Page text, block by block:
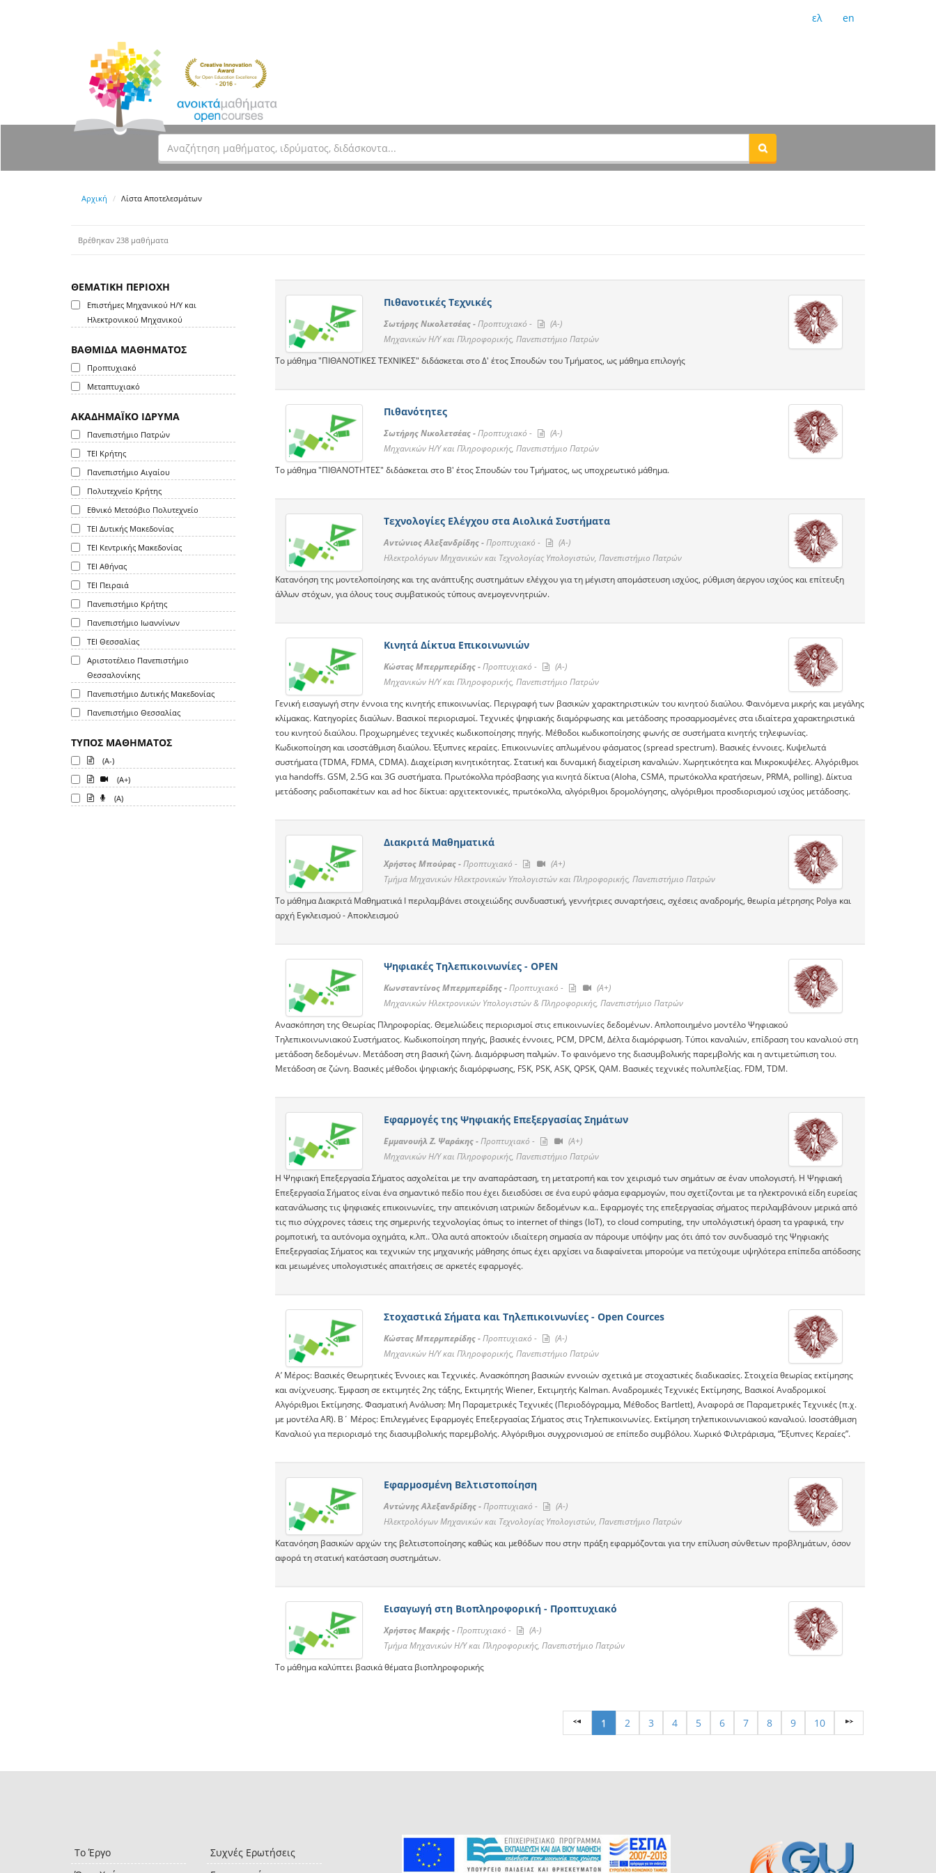
ελ en
Αρχική Λίστα Αποτελεσμάτων
Βρέθηκαν 238 μαθήματα
ΘΕΜΑΤΙΚΗ ΠΕΡΙΟΧΗ
Επιστήμες Μηχανικού Η/Υ και
Ηλεκτρονικού Μηχανικού
ΒΑΘΜΙΔΑ ΜΑΘΗΜΑΤΟΣ
Προπτυχιακό
Μεταπτυχιακό
ΑΚΑΔΗΜΑΪΚΟ ΙΔΡΥΜΑ
Πανεπιστήμιο Πατρών
ΤΕΙ Κρήτης
Πανεπιστήμιο Αιγαίου
Πολυτεχνείο Κρήτης
Εθνικό Μετσόβιο Πολυτεχνείο
ΤΕΙ Δυτικής Μακεδονίας
ΤΕΙ Κεντρικής Μακεδονίας
ΤΕΙ Αθήνας
ΤΕΙ Πειραιά
Πανεπιστήμιο Κρήτης
Πανεπιστήμιο Ιωαννίνων
ΤΕΙ Θεσσαλίας
Αριστοτέλειο Πανεπιστήμιο
Θεσσαλονίκης
Πανεπιστήμιο Δυτικής Μακεδονίας
Πανεπιστήμιο Θεσσαλίας
ΤΥΠΟΣ ΜΑΘΗΜΑΤΟΣ
(A-)
(A+)
(A)
Πιθανοτικές Τεχνικές
Σωτήρης Νικολετσέας -Προπτυχιακό -
(A-)
Μηχανικών Η/Υ και Πληροφορικής, Πανεπιστήμιο Πατρών
Το μάθημα "ΠΙΘΑΝΟΤΙΚΕΣ ΤΕΧΝΙΚΕΣ" διδάσκεται στο Δ' έτος Σπουδών του Τμήματος, ως μάθημα επιλογής
Πιθανότητες
Σωτήρης Νικολετσέας -Προπτυχιακό -
(A-)
Μηχανικών Η/Υ και Πληροφορικής, Πανεπιστήμιο Πατρών
Το μάθημα "ΠΙΘΑΝΟΤΗΤΕΣ" διδάσκεται στο Β' έτος Σπουδών του Τμήματος, ως υποχρεωτικό μάθημα.
Τεχνολογίες Ελέγχου στα Αιολικά Συστήματα
Αντώνιος Αλεξανδρίδης -Προπτυχιακό -
(A-)
Ηλεκτρολόγων Μηχανικών και Τεχνολογίας Υπολογιστών, Πανεπιστήμιο Πατρών
Κατανόηση της μοντελοποίησης και της ανάπτυξης συστημάτων ελέγχου για τη μέγιστη απομάστευση ισχύος, ρύθμιση άεργου ισχύος και επίτευξη
άλλων στόχων, για όλους τους συμβατικούς τύπους ανεμογεννητριών.
Κινητά Δίκτυα Επικοινωνιών
Κώστας Μπερμπερίδης -Προπτυχιακό -
(A-)
Μηχανικών Η/Υ και Πληροφορικής, Πανεπιστήμιο Πατρών
Γενική εισαγωγή στην έννοια της κινητής επικοινωνίας. Περιγραφή των βασικών χαρακτηριστικών του κινητού διαύλου. Φαινόμενα μικρής και μεγάλης
κλίμακας. Κατηγορίες διαύλων. Βασικοί περιορισμοί. Τεχνικές ψηφιακής διαμόρφωσης και μετάδοσης προσαρμοσμένες στα ιδιαίτερα χαρακτηριστικά
του κινητού διαύλου. Προχωρημένες τεχνικές κωδικοποίησης πηγής. Μέθοδοι κωδικοποίησης φωνής σε συστήματα κινητής τηλεφωνίας.
Κωδικοποίηση και ισοστάθμιση διαύλου. Έξυπνες κεραίες. Επικοινωνίες απλωμένου φάσματος (spread spectrum). Βασικές έννοιες. Kυψελωτά
συστήματα (TDMA, FDMA, CDMA). Διαχείριση κινητικότητας. Στατική και δυναμική διαχείριση καναλιών. Χωρητικότητα και Μικροκυψέλες. Αλγόριθμοι
για handoffs. GSΜ, 2.5G και 3G συστήματα. Πρωτόκολλα πρόσβασης για κινητά δίκτυα (Aloha, CSMA, πρωτόκολλα κρατήσεων, PRMA, polling). Δίκτυα
μετάδοσης ραδιοπακέτων και ad hoc δίκτυa: αρχιτεκτονικές, πρωτόκολλα, αλγόριθμοι δρομολόγησης, αλγόριθμοι προσδιορισμού ισχύος μετάδοσης.
Διακριτά Μαθηματικά
Χρήστος Μπούρας -Προπτυχιακό -
(A+)
Τμήμα Μηχανικών Ηλεκτρονικών Υπολογιστών και Πληροφορικής, Πανεπιστήμιο Πατρών
Το μάθημα Διακριτά Μαθηματικά Ι περιλαμβάνει στοιχειώδης συνδυαστική, γεννήτριες συναρτήσεις, σχέσεις αναδρομής, θεωρία μέτρησης Polya και
αρχή Εγκλεισμού - Αποκλεισμού
Ψηφιακές Τηλεπικοινωνίες - OPEN
Κωνσταντίνος Μπερμπερίδης -Προπτυχιακό -
(A+)
Μηχανικών Ηλεκτρονικών Υπολογιστών & Πληροφορικής, Πανεπιστήμιο Πατρών
Ανασκόπηση της Θεωρίας Πληροφορίας. Θεμελιώδεις περιορισμοί στις επικοινωνίες δεδομένων. Απλοποιημένο μοντέλο Ψηφιακού
Τηλεπικοινωνιακού Συστήματος. Κωδικοποίηση πηγής, βασικές έννοιες, PCM, DPCM, Δέλτα διαμόρφωση. Τύποι καναλιών, επίδραση του καναλιού στη
μετάδοση δεδομένων. Μετάδοση στη βασική ζώνη. Διαμόρφωση παλμών. Το φαινόμενο της διασυμβολικής παρεμβολής και η αντιμετώπιση του.
Μετάδοση σε ζώνη. Βασικές μέθοδοι ψηφιακής διαμόρφωσης, FSK, PSK, ASK, QPSK, QAM. Βασικές τεχνικές πολυπλεξίας. FDM, TDM.
Εφαρμογές της Ψηφιακής Επεξεργασίας Σημάτων
Εμμανουήλ Ζ. Ψαράκης -Προπτυχιακό -
(A+)
Μηχανικών Η/Υ και Πληροφορικής, Πανεπιστήμιο Πατρών
H Ψηφιακή Επεξεργασία Σήματος ασχολείται με την αναπαράσταση, τη μετατροπή και τον χειρισμό των σημάτων σε έναν υπολογιστή. Η Ψηφιακή
Επεξεργασία Σήματος είναι ένα σημαντικό πεδίο που έχει διεισδύσει σε ένα ευρύ φάσμα εφαρμογών, που σχετίζονται με τα ηλεκτρονικά είδη ευρείας
κατανάλωσης τις ψηφιακές επικοινωνίες, την απεικόνιση ιατρικών δεδομένων κ.α.. Εφαρμογές της επεξεργασίας σήματος περιλαμβάνουν μερικά από
τις πιο σύγχρονες τάσεις της σημερινής τεχνολογίας όπως το internet of things (IoT), το cloud computing, την υπολόγιστική όραση τα γραφικά, την
ρομποτική, τα αυτόνομα οχημάτα, κ.λπ.. Όλα αυτά αποκτούν ιδιαίτερη σημασία αν πάρουμε υπόψην μας ότι άπό τον συνδυασμό της Ψηφιακής
Επεξεργασίας Σήματος και τεχνικών της μηχανικής μάθησης όπως έχει αρχίσει να διαφαίνεται μπορούμε να πετύχουμε υψηλότερα επίπεδα απόδοσης
και μειωμένες υπολογιστικές απαιτήσεις σε αρκετές εφαρμογές.
Στοχαστικά Σήματα και Τηλεπικοινωνίες - Open Cources
Κώστας Μπερμπερίδης -Προπτυχιακό -
(A-)
Μηχανικών Η/Υ και Πληροφορικής, Πανεπιστήμιο Πατρών
Α’ Μέρος: Βασικές Θεωρητικές Έννοιες και Τεχνικές. Ανασκόπηση βασικών εννοιών σχετικά με στοχαστικές διαδικασίες. Στοιχεία θεωρίας εκτίμησης
και ανίχνευσης. Έμφαση σε εκτιμητές 2ης τάξης, Εκτιμητής Wiener, Εκτιμητής Kalman. Αναδρομικές Τεχνικές Εκτίμησης, Βασικοί Αναδρομικοί
Αλγόριθμοι Εκτίμησης. Φασματική Ανάλυση: Μη Παραμετρικές Τεχνικές (Περιοδόγραμμα, Μέθοδος Bartlett), Αναφορά σε Παραμετρικές Τεχνικές (π.χ.
με μοντέλα AR). Β΄ Μέρος: Επιλεγμένες Εφαρμογές Επεξεργασίας Σήματος στις Τηλεπικοινωνίες. Εκτίμηση τηλεπικοινωνιακού καναλιού. Ισοστάθμιση
Καναλιού για περιορισμό της διασυμβολικής παρεμβολής. Αλγόριθμοι συγχρονισμού σε επίπεδο συμβόλου. Χωρικό Φιλτράρισμα, “Έξυπνες Κεραίες”.
Εφαρμοσμένη Βελτιστοποίηση
Αντώνης Αλεξανδρίδης -Προπτυχιακό -
(A-)
Ηλεκτρολόγων Μηχανικών και Τεχνολογίας Υπολογιστών, Πανεπιστήμιο Πατρών
Κατανόηση βασικών αρχών της βελτιστοποίησης καθώς και μεθόδων που στην πράξη εφαρμόζονται για την επίλυση σύνθετων προβλημάτων, όσον
αφορά τη στατική κατάσταση συστημάτων.
Εισαγωγή στη Βιοπληροφορική - Προπτυχιακό
Χρήστος Μακρής -Προπτυχιακό -
(A-)
Τμήμα Μηχανικών Η/Υ και Πληροφορικής, Πανεπιστήμιο Πατρών
Το μάθημα καλύπτει βασικά θέματα βιοπληροφορικής
1 2 3 4 5 6 7 8 9 10
Το Έργο
Συχνές Ερωτήσεις